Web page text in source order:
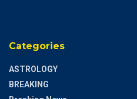
Categories
ASTROLOGY
BREAKING